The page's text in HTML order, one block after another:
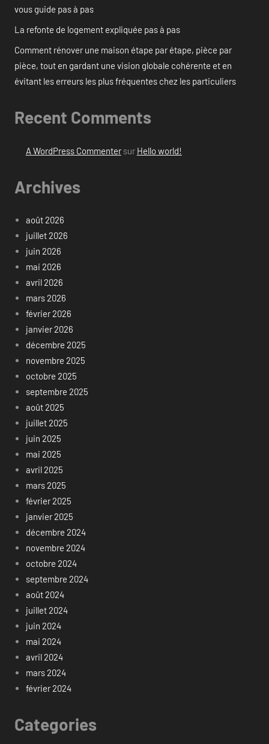
vous guide pas à pas
La refonte de logement expliquée pas à pas
Comment rénover une maison étape par étape, pièce par
pièce, tout en gardant une vision globale cohérente et en
évitant les erreurs les plus fréquentes chez les particuliers
Recent Comments
A WordPress Commentersur Hello world!
Archives
août 2026
juillet 2026
juin 2026
mai 2026
avril 2026
mars 2026
février 2026
janvier 2026
décembre 2025
novembre 2025
octobre 2025
septembre 2025
août 2025
juillet 2025
juin 2025
mai 2025
avril 2025
mars 2025
février 2025
janvier 2025
décembre 2024
novembre 2024
octobre 2024
septembre 2024
août 2024
juillet 2024
juin 2024
mai 2024
avril 2024
mars 2024
février 2024
Categories